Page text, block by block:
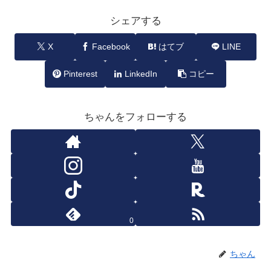
シェアする
X Facebook はてブ LINE
Pinterest LinkedIn コピー
ちゃんをフォローする
0
ちゃん